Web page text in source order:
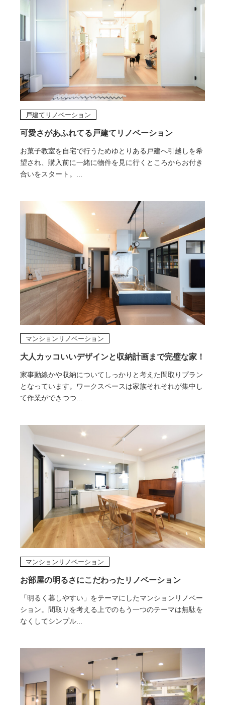
可愛さがあふれてる戸建てリノベーション
お菓子教室を自宅で行うためゆとりある戸建へ引越しを希
望され、購入前に一緒に物件を見に行くところからお付き
合いをスタート。...
戸建てリノベーション
大人カッコいいデザインと収納計画まで完璧な家！
家事動線かや収納についてしっかりと考えた間取りプラン
となっています。ワークスペースは家族それそれが集中し
て作業ができつつ...
マンションリノベーション
お部屋の明るさにこだわったリノベーション
「明るく暮しやすい」をテーマにしたマンションリノベー
ション。間取りを考える上でのもう一つのテーマは無駄を
なくしてシンプル...
マンションリノベーション